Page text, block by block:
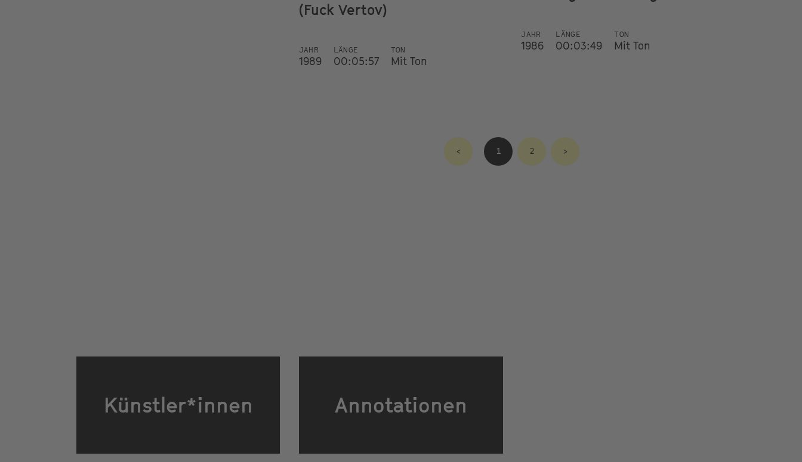
(Fuck Vertov)
JAHR
1989
LÄNGE
00:05:57
TON
Mit Ton
JAHR
1986
LÄNGE
00:03:49
TON
Mit Ton
< 1 2 >
Künstler*innen Annotationen